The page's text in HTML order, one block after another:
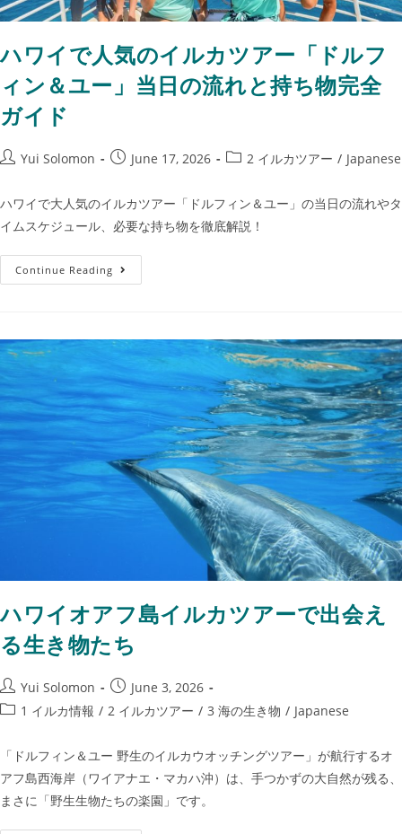
ハワイで人気のイルカツアー「ドルフ
ィン＆ユー」当日の流れと持ち物完全
ガイド
Yui Solomon June 17, 2026 2 イルカツアー / Japanese
ハワイで大人気のイルカツアー「ドルフィン＆ユー」の当日の流れやタ
イムスケジュール、必要な持ち物を徹底解説！
Continue Reading
ハワイオアフ島イルカツアーで出会え
る生き物たち
Yui Solomon
June 3, 2026
1 イルカ情報 / 2 イルカツアー / 3 海の生き物 / Japanese
「ドルフィン＆ユー 野生のイルカウオッチングツアー」が航行するオ
アフ島西海岸（ワイアナエ・マカハ沖）は、手つかずの大自然が残る、
まさに「野生生物たちの楽園」です。